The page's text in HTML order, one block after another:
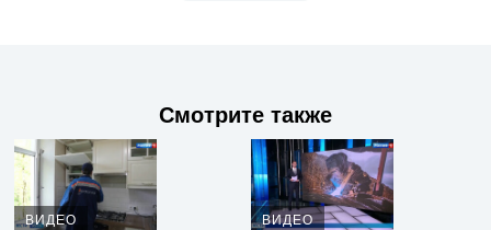
Смотрите также
ВИДЕО
ВИДЕО